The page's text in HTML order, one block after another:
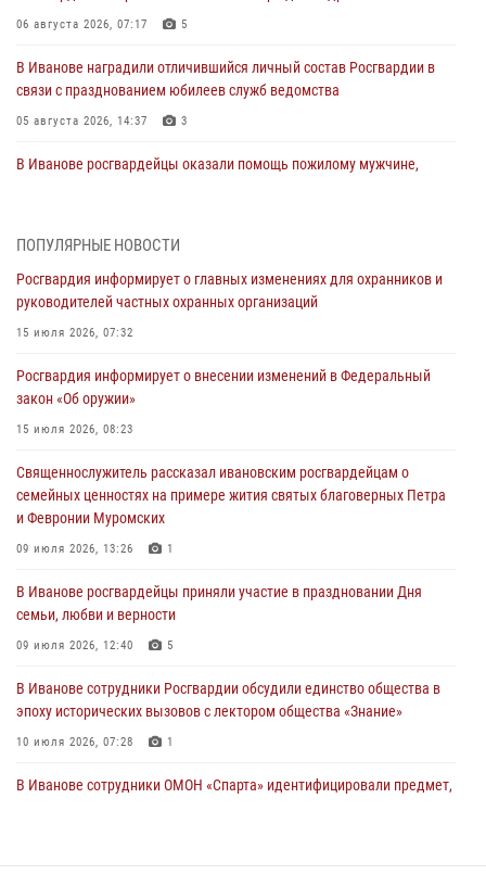
06 августа 2026, 07:17 5
В Иванове наградили отличившийся личный состав Росгвардии в
связи с празднованием юбилеев служб ведомства
05 августа 2026, 14:37 3
В Иванове росгвардейцы оказали помощь пожилому мужчине,
торжественных мероприятиях, посвященных празднованию Дня
Воздушно-десантных войск
02 августа 2026, 11:46
Мероприятия в рамках акции «Каникулы с Росгвардией»
продолжаются в Ивановской области
31 июля 2026, 11:08
В Ивановской области при содействии Росгвардии задержаны
подозреваемые в серии автомобильных краж
30 июля 2026, 12:41
празднования Дня Крещения Руси
28 июля 2026, 08:57
ПОПУЛЯРНЫЕ НОВОСТИ
Росгвардия информирует о главных изменениях для охранников и
руководителей частных охранных организаций
15 июля 2026, 07:32
Росгвардия информирует о внесении изменений в Федеральный
закон «Об оружии»
15 июля 2026, 08:23
Священнослужитель рассказал ивановским росгвардейцам о
семейных ценностях на примере жития святых благоверных Петра
и Февронии Муромских
09 июля 2026, 13:26 1
В Иванове росгвардейцы приняли участие в праздновании Дня
семьи, любви и верности
09 июля 2026, 12:40 5
В Иванове сотрудники Росгвардии обсудили единство общества в
эпоху исторических вызовов с лектором общества «Знание»
10 июля 2026, 07:28 1
В Иванове сотрудники ОМОН «Спарта» идентифицировали предмет,